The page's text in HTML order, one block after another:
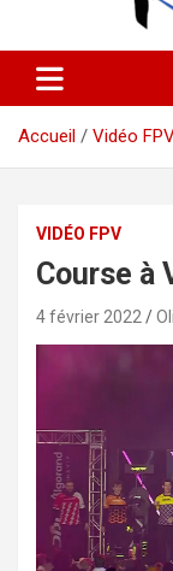
Accueil Vidéo
VIDÉO FPV
Course à
4 février 2022